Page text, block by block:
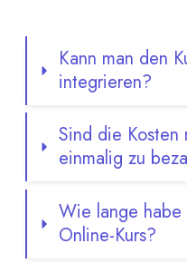
Kann man den
integrieren?
Sind die
einmalig zu
Wie lange habe
Online-Kurs?